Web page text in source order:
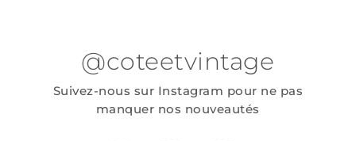
@coteetvintage
Suivez-nous sur Instagram pour ne pas
manquer nos nouveautés